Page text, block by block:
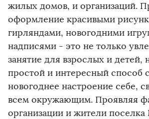
жилых домов, и организаций.
оформление красивыми
гирляндами, новогодними
надписями - это не только
занятие для взрослых и детей,
простой и интересный способ
новогоднее настроение себе,
всем окружающим. Проявляя
организации и жители